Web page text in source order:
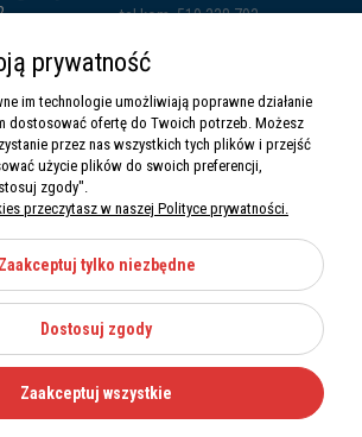
Zdyb sp. k.
tel.kom. 519 338 793
prywatność
im technologie umożliwiają poprawne działanie
dostosować ofertę do Twoich potrzeb. Możesz
przez nas wszystkich tych plików i przejść
użycie plików do swoich preferencji,
zgody".
przeczytasz w naszej Polityce prywatności.
Zaakceptuj tylko niezbędne
Dostosuj zgody
Zaakceptuj wszystkie